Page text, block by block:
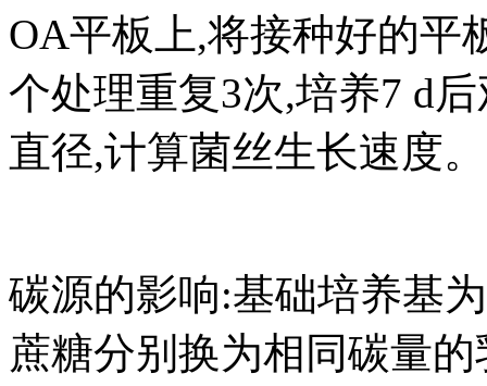
OA平板上,将接种好的
个处理重复3次,培养7 d
直径,计算菌丝生长速度。
碳源的影响:基础培养基
蔗糖分别换为相同碳量